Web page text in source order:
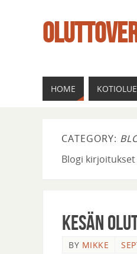
HOME
CATEGORY:
Blogi
Kesän
BY MIKKE